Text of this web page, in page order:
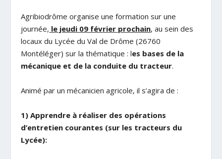
Agribiodrôme organise une formation sur une
journée, le jeudi 09 février prochain, au sein des
locaux du Lycée du Val de Drôme (26760
Montéléger) sur la thématique : les bases de la
mécanique et de la conduite du tracteur.
Animé par un mécanicien agricole, il s’agira de :
1) Apprendre à réaliser des opérations
d’entretien courantes (sur les tracteurs du
Lycée):